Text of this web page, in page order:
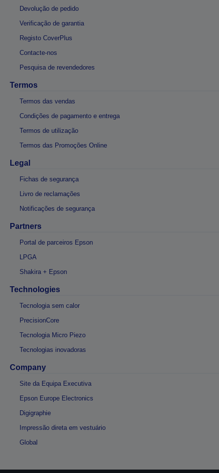
Devolução de pedido
Verificação de garantia
Registo CoverPlus
Contacte-nos
Pesquisa de revendedores
Termos
Termos das vendas
Condições de pagamento e entrega
Termos de utilização
Termos das Promoções Online
Legal
Fichas de segurança
Livro de reclamações
Notificações de segurança
Partners
Portal de parceiros Epson
LPGA
Shakira + Epson
Technologies
Tecnologia sem calor
PrecisionCore
Tecnologia Micro Piezo
Tecnologias inovadoras
Company
Site da Equipa Executiva
Epson Europe Electronics
Digigraphie
Impressão direta em vestuário
Global